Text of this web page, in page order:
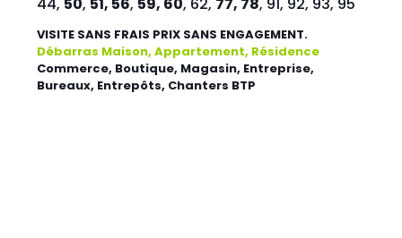
44, 50, 51, 56, 59, 60, 62, 77, 78, 91, 92, 93, 95
VISITE SANS FRAIS PRIX SANS ENGAGEMENT.
Débarras Maison, Appartement, Résidence
Commerce, Boutique, Magasin, Entreprise,
Bureaux, Entrepôts, Chanters BTP